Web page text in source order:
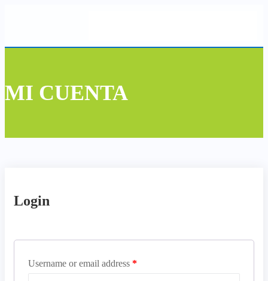
MI CUENTA
Login
Username or email address *